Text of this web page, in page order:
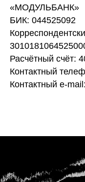
«МОДУЛЬБАНК»
БИК: 044525092
Расчётный счёт:
Контактный
Контактный e-mail: